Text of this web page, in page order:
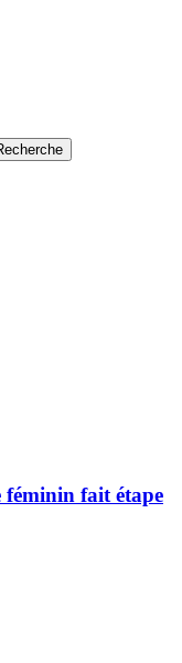
féminin fait étape